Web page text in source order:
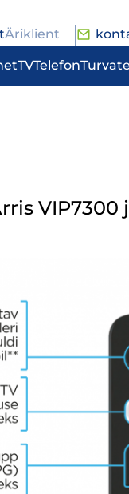
Äriklient
TVTelefon